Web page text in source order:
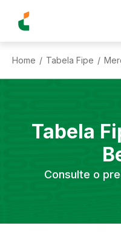
Home / Tabela Fipe /
Tabela
Consulte o